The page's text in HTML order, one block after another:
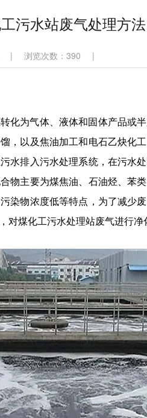
污水站废气处理方法
| 浏览次数： 390 |
化为气体、液体和固体产品或
，以及焦油加工和电石乙炔化
水排入污水处理系统，在污水
物主要为煤焦油、石油烃、苯
染物浓度低等特点，为了减少
对煤化工污水处理站废气进行净